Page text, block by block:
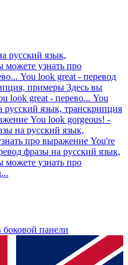
русский язык,
можете узнать про
You look great - перевод
примеры Здесь вы
look great - перево... You
русский язык, транскрипция
You look gorgeous! -
на русский язык,
про выражение You're
фразы на русский язык,
можете узнать про